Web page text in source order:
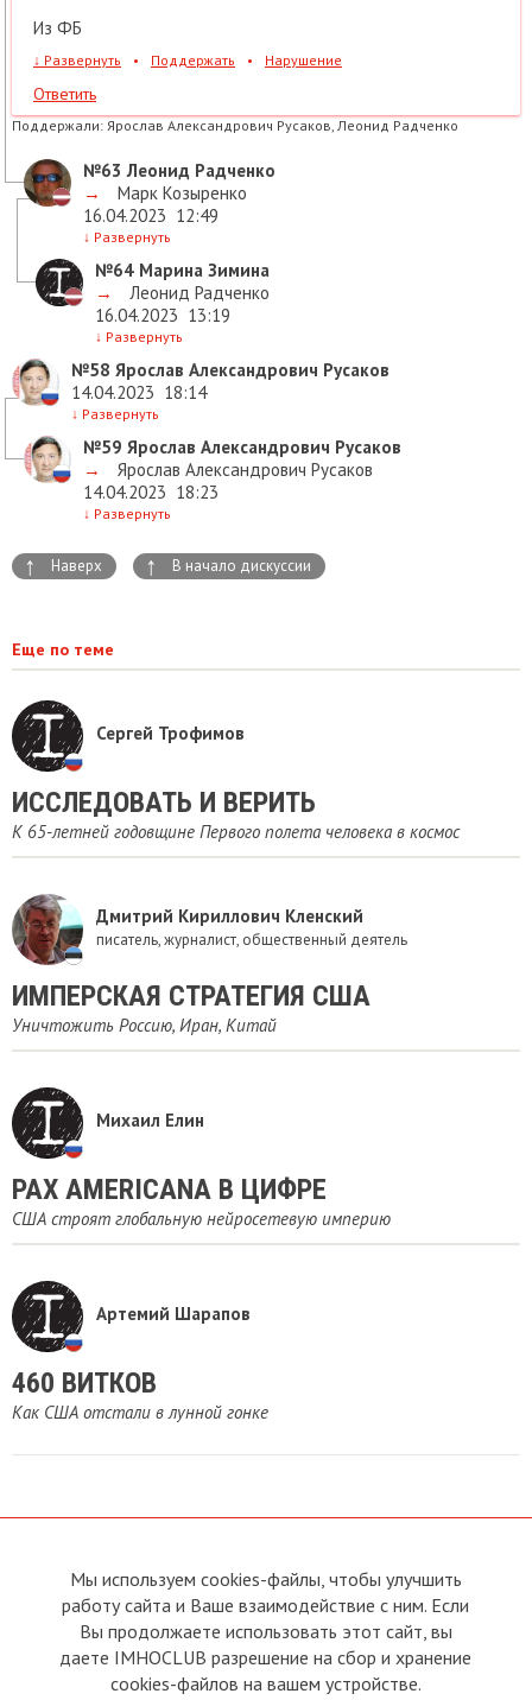
Из ФБ
↓ Развернуть • Поддержать • Нарушение
Ответить
Поддержали: Ярослав Александрович Русаков, Леонид Радченко
№63 Леонид Радченко
→
Марк Козыренко
16.04.2023 12:49
↓ Развернуть
№64 Марина Зимина
→
Леонид Радченко
16.04.2023 13:19
↓ Развернуть
№58 Ярослав Александрович Русаков
14.04.2023 18:14
↓ Развернуть
№59 Ярослав Александрович Русаков
→
Ярослав Александрович Русаков
14.04.2023 18:23
↓ Развернуть
↑ Наверх ↑ В начало дискуссии
Еще по теме
Сергей Трофимов
ИССЛЕДОВАТЬ И ВЕРИТЬ
К 65-летней годовщине Первого полета человека в космос
Дмитрий Кириллович Кленский
писатель, журналист, общественный деятель
ИМПЕРСКАЯ СТРАТЕГИЯ США
Уничтожить Россию, Иран, Китай
Михаил Елин
PAX AMERICANA В ЦИФРЕ
США строят глобальную нейросетевую империю
Артемий Шарапов
​460 ВИТКОВ
Как США отстали в лунной гонке
О сайте
Условия пользования
Политика конфиденциальности
Прямая связь с
Председателем
Прямая связь c членами клуба
Реклама
Контакты
Мы используем cookies-файлы, чтобы улучшить
работу сайта и Ваше взаимодействие с ним. Если
Вы продолжаете использовать этот сайт, вы
даете IMHOCLUB разрешение на сбор и хранение
cookies-файлов на вашем устройстве.